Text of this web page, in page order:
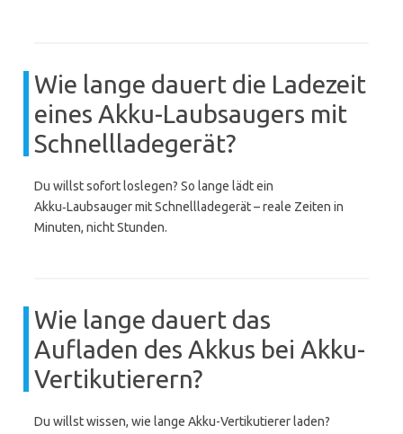
Wie lange dauert die Ladezeit
eines Akku-Laubsaugers mit
Schnellladegerät?
Du willst sofort loslegen? So lange lädt ein
Akku‑Laubsauger mit Schnellladegerät – reale Zeiten in
Minuten, nicht Stunden.
Wie lange dauert das
Aufladen des Akkus bei Akku-
Vertikutierern?
Du willst wissen, wie lange Akku-Vertikutierer laden?